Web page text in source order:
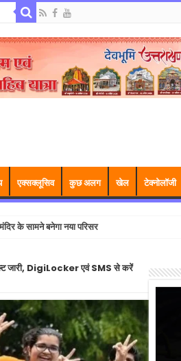
एक्सक्लूसिव कुछ अलग खेल टेक्नोलॉजी
के सामने बनेगा नया परिसर
जारी, DigiLocker एवं SMS से करें